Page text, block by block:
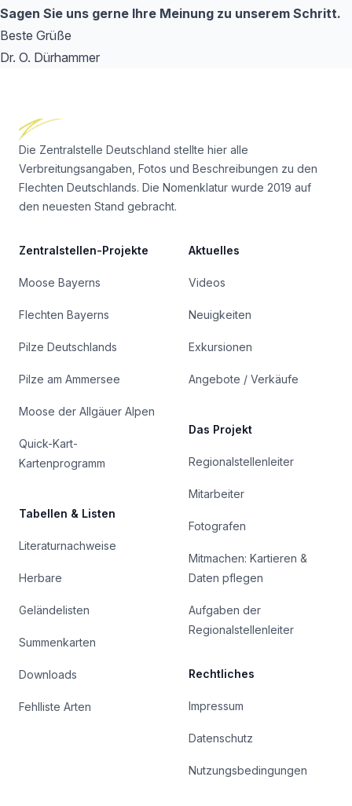
Sagen Sie uns gerne Ihre Meinung zu unserem Schritt.
Beste Grüße
Dr. O. Dürhammer
Die Zentralstelle Deutschland stellte hier alle
Verbreitungsangaben, Fotos und Beschreibungen zu den
Flechten Deutschlands. Die Nomenklatur wurde 2019 auf
den neuesten Stand gebracht.
Zentralstellen-Projekte
Moose Bayerns
Flechten Bayerns
Pilze Deutschlands
Pilze am Ammersee
Moose der Allgäuer Alpen
Quick-Kart-
Kartenprogramm
Tabellen & Listen
Literaturnachweise
Herbare
Geländelisten
Summenkarten
Downloads
Fehlliste Arten
Aktuelles
Videos
Neuigkeiten
Exkursionen
Angebote / Verkäufe
Das Projekt
Regionalstellenleiter
Mitarbeiter
Fotografen
Mitmachen: Kartieren &
Daten pflegen
Aufgaben der
Regionalstellenleiter
Rechtliches
Impressum
Datenschutz
Nutzungsbedingungen